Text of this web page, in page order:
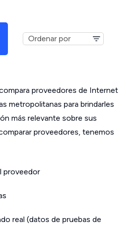
proveedores de Internet
metropolitanas para brindarles
más relevante sobre sus
proveedores, tenemos
proveedor
real (datos de pruebas de